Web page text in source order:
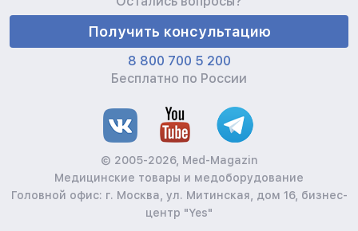
Получить консультацию
8 800 700 5 200
Бесплатно по России
© 2005-2026, Med-Magazin
Медицинские товары и медоборудование
Головной офис: г. Москва, ул. Митинская, дом 16, бизнес-
центр "Yes"